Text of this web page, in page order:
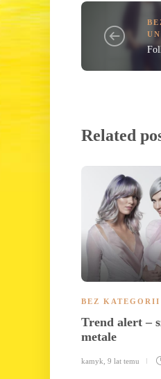
Related
BEZ KATEGORII
Trend alert –
metale
kamyk 9 lat temu